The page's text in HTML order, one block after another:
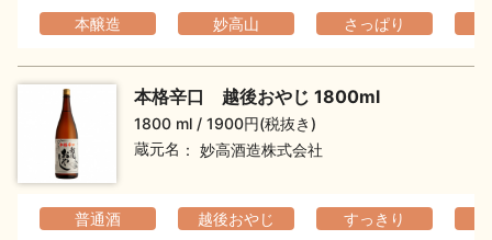
季節の商品 イベント情報
地酒蔵元会WEB展示会 地酒蔵元会利酒会
本醸造 妙高山 さっぱり
本格辛口 越後おやじ 1800ml
1800 ml
1900円(税抜き)
蔵元名
妙高酒造株式会社
普通酒 越後おやじ すっきり